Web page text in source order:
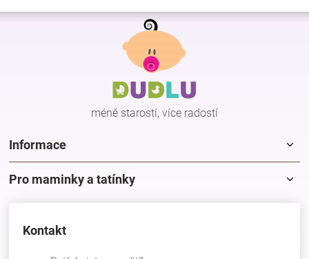
Z
méně starostí, více radostí
Informace
Pro maminky a tatínky
Kontakt